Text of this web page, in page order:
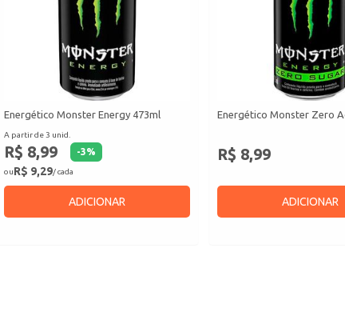
Energético Monster Energy 473ml
A partir de 3 unid.
R$ 8,99 -3%
ouR$ 9,29/ cada
ADICIONAR
Energético Monster Zero
R$ 8,99
ADICIONAR